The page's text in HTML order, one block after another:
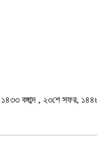
বঙ্গাব্দ , ২৩শে সফর,